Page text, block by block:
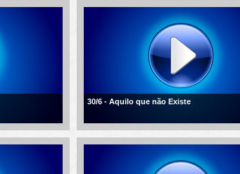
30/6 - Aquilo que não Existe